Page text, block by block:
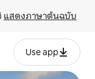
แสดงภาษาต้นฉบับ
Use app